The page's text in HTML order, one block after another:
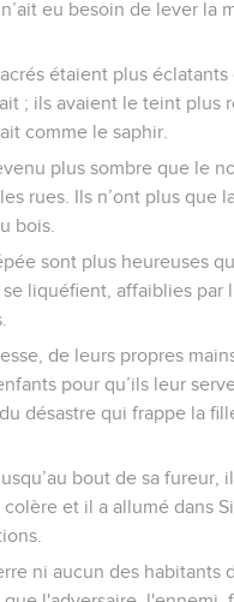
Télécharger le poster
© Le Projet Biblique
Commentaires Strong